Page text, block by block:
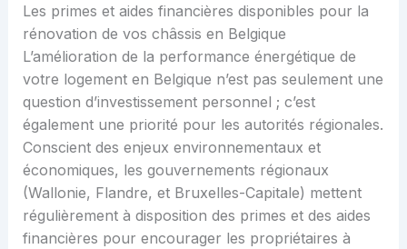
Les primes et aides financières disponibles pour la
rénovation de vos châssis en Belgique
L’amélioration de la performance énergétique de
votre logement en Belgique n’est pas seulement une
question d’investissement personnel ; c’est
également une priorité pour les autorités régionales.
Conscient des enjeux environnementaux et
économiques, les gouvernements régionaux
(Wallonie, Flandre, et Bruxelles-Capitale) mettent
régulièrement à disposition des primes et des aides
financières pour encourager les propriétaires à